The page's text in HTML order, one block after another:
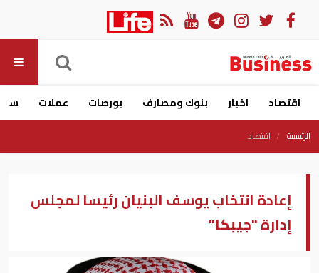
اقتصاد اخبار بنوك ومصارف بورصات عملات
الرئيسية اقتصاد
إعادة انتخاب يوسف البنيان رئيسا لمجلس
إدارة "جيبكا"